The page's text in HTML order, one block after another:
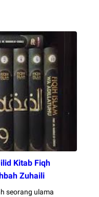
Kitab Fiqh
Zuhaili
seorang ulama